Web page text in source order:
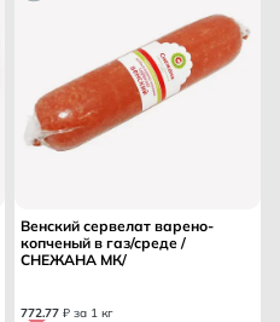
Венский сервелат варено-
копченый в газ/среде /
СНЕЖАНА МК/
772.77 ₽ за 1 кг